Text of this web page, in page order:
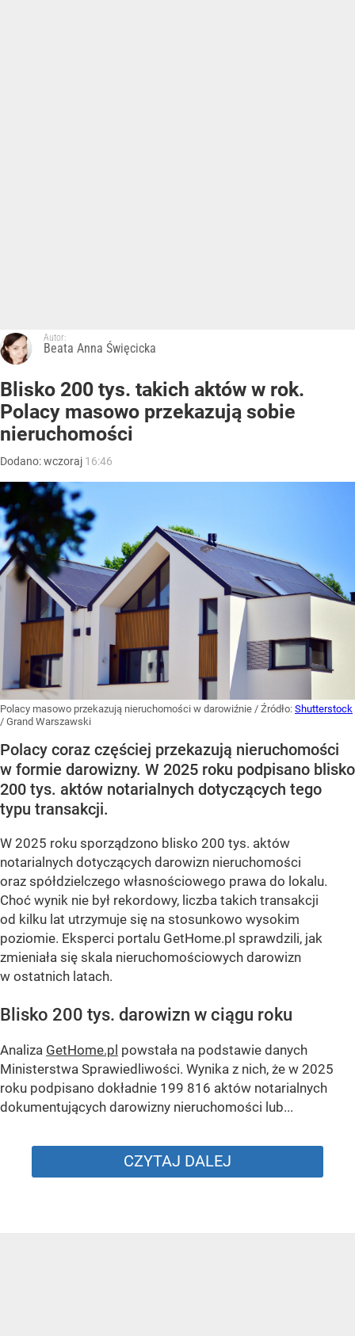
Autor:
Beata Anna Święcicka
Blisko 200 tys. takich aktów w rok.
Polacy masowo przekazują sobie
nieruchomości
Dodano:wczoraj 16:46
Polacy masowo przekazują nieruchomości w darowiźnie / Źródło: Shutterstock
/ Grand Warszawski
Polacy coraz częściej przekazują nieruchomości
w formie darowizny. W 2025 roku podpisano blisko
200 tys. aktów notarialnych dotyczących tego
typu transakcji.
W 2025 roku sporządzono blisko 200 tys. aktów
notarialnych dotyczących darowizn nieruchomości
oraz spółdzielczego własnościowego prawa do lokalu.
Choć wynik nie był rekordowy, liczba takich transakcji
od kilku lat utrzymuje się na stosunkowo wysokim
poziomie. Eksperci portalu GetHome.pl sprawdzili, jak
zmieniała się skala nieruchomościowych darowizn
w ostatnich latach.
Blisko 200 tys. darowizn w ciągu roku
Analiza GetHome.pl powstała na podstawie danych
Ministerstwa Sprawiedliwości. Wynika z nich, że w 2025
roku podpisano dokładnie 199 816 aktów notarialnych
dokumentujących darowizny nieruchomości lub...
CZYTAJ DALEJ